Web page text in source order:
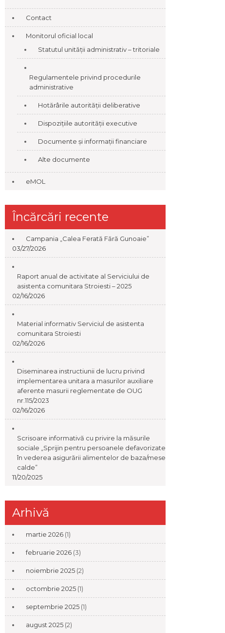
Contact
Monitorul oficial local
Statutul unității administrativ – tritoriale
Regulamentele privind procedurile
administrative
Hotărârile autorității deliberative
Dispozițiile autorității executive
Documente și informații financiare
Alte documente
eMOL
Încărcări recente
Campania „Calea Ferată Fără Gunoaie”
03/27/2026
Raport anual de activitate al Serviciului de
asistenta comunitara Stroiesti – 2025
02/16/2026
Material informativ Serviciul de asistenta
comunitara Stroiesti
02/16/2026
Diseminarea instructiunii de lucru privind
implementarea unitara a masurilor auxiliare
aferente masurii reglementate de OUG
nr.115/2023
02/16/2026
Scrisoare informativă cu privire la măsurile
sociale „Sprijin pentru persoanele defavorizate
în vederea asigurării alimentelor de baza/mese
calde”
11/20/2025
Arhivă
martie 2026 (1)
februarie 2026 (3)
noiembrie 2025 (2)
octombrie 2025 (1)
septembrie 2025 (1)
august 2025 (2)